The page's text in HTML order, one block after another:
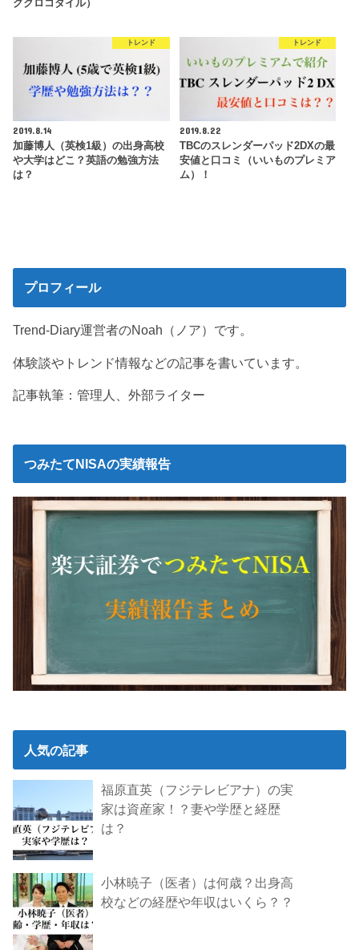
グクロコダイル）
トレンド
2019.8.14
加藤博人（英検1級）の出身高校
や大学はどこ？英語の勉強方法
は？
トレンド
2019.8.22
TBCのスレンダーパッド2DXの最
安値と口コミ（いいものプレミア
ム）！
プロフィール
Trend-Diary運営者のNoah（ノア）です。
体験談やトレンド情報などの記事を書いています。
記事執筆：管理人、外部ライター
つみたてNISAの実績報告
人気の記事
福原直英（フジテレビアナ）の実
家は資産家！？妻や学歴と経歴
は？
小林暁子（医者）は何歳？出身高
校などの経歴や年収はいくら？？